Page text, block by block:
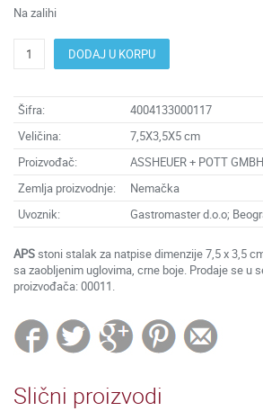
Na zalihi
DODAJ U KORPU
Šifra:
4004133000117
Veličina:
7,5X3,5X5 cm
Proizvođač:
ASSHEUER + POTT
Zemlja proizvodnje:
Nemačka
Uvoznik:
Gastromaster d.o.o;
APSstoni stalak za natpise dimenzije 7,5 x 3,5
sa zaobljenim uglovima, crne boje. Prodaje se u
proizvođača: 00011.
Slični proizvodi